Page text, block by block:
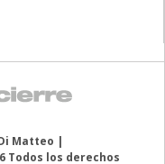
Matteo |
Todos los derechos